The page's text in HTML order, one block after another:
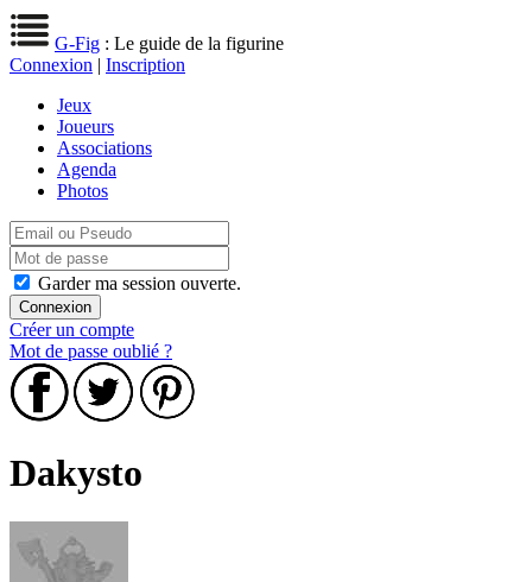
G-Fig : Le guide de la figurine
Connexion | Inscription
Jeux
Joueurs
Associations
Agenda
Photos
Garder ma session ouverte.
Créer un compte
Mot de passe oublié ?
Dakysto